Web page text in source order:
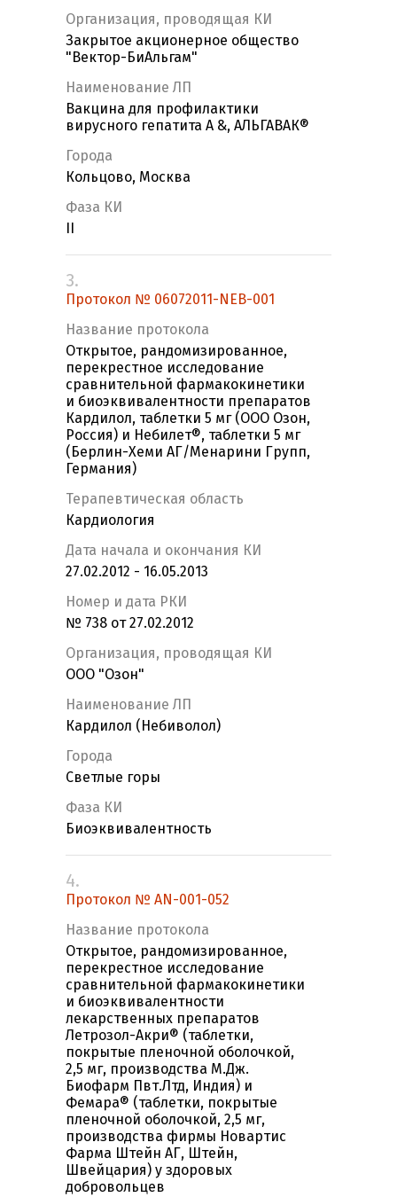
Организация, проводящая КИ
Закрытое акционерное общество
"Вектор-БиАльгам"
Наименование ЛП
Вакцина для профилактики
вирусного гепатита А &, АЛЬГАВАК®
Города
Кольцово, Москва
Фаза КИ
3.
Протокол № 06072011-NEB-001
Название протокола
Открытое, рандомизированное,
перекрестное исследование
сравнительной фармакокинетики
и биоэквивалентности препаратов
Кардилол, таблетки 5 мг (ООО Озон,
Россия) и Небилет®, таблетки 5 мг
(Берлин-Хеми АГ/Менарини Групп,
Германия)
Терапевтическая область
Кардиология
Дата начала и окончания КИ
27.02.2012 - 16.05.2013
Номер и дата РКИ
№ 738 от 27.02.2012
Организация, проводящая КИ
OOO "Озон"
Наименование ЛП
Кардилол (Небиволол)
Города
Светлые горы
Фаза КИ
Биоэквивалентность
4.
Протокол № AN-001-052
Название протокола
Открытое, рандомизированное,
перекрестное исследование
сравнительной фармакокинетики
и биоэквивалентности
лекарственных препаратов
Летрозол-Акри® (таблетки,
покрытые пленочной оболочкой,
2,5 мг, производства М.Дж.
Биофарм Пвт.Лтд, Индия) и
Фемара® (таблетки, покрытые
пленочной оболочкой, 2,5 мг,
производства фирмы Новартис
Фарма Штейн АГ, Штейн,
Швейцария) у здоровых
добровольцев